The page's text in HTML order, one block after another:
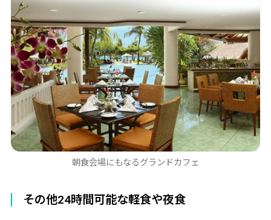
朝食会場にもなるグランドカフェ
その他24時間可能な軽食や夜食